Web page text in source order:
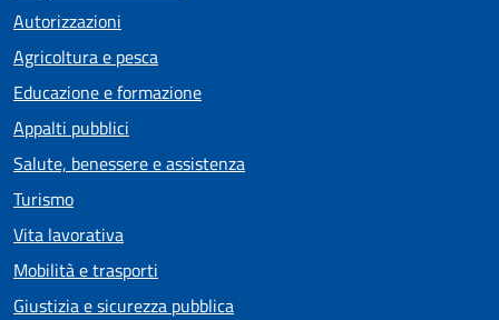
Autorizzazioni
Agricoltura e pesca
Educazione e formazione
Appalti pubblici
Salute, benessere e assistenza
Turismo
Vita lavorativa
Mobilità e trasporti
Giustizia e sicurezza pubblica